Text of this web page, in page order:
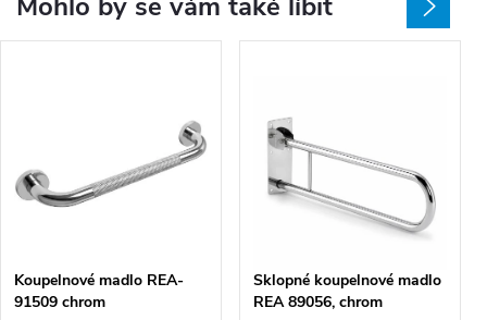
Koupelnové madlo REA-
91509 chrom
Sklopné koupelnové madlo
REA 89056, chrom